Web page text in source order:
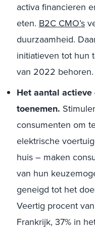
activa financieren
eten. B2C CMO’s
duurzaamheid.
initiatieven tot hun
van 2022 behoren.
Het aantal
toenemen.
consumenten om
elektrische
huis – maken
van hun
geneigd tot het
Veertig procent
Frankrijk, 37% in